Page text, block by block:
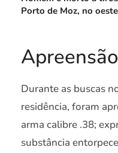
Porto de Moz, no
Apreensão
Durante as buscas
residência, foram
arma calibre .38;
substância